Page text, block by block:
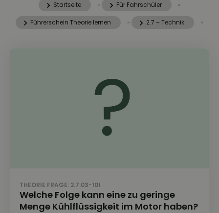
Startseite » Für Fahrschüler »
Führerschein Theorie lernen » 2.7 – Technik »
THEORIE FRAGE: 2.7.03-101
Welche Folge kann eine zu geringe
Menge Kühlflüssigkeit im Motor haben?